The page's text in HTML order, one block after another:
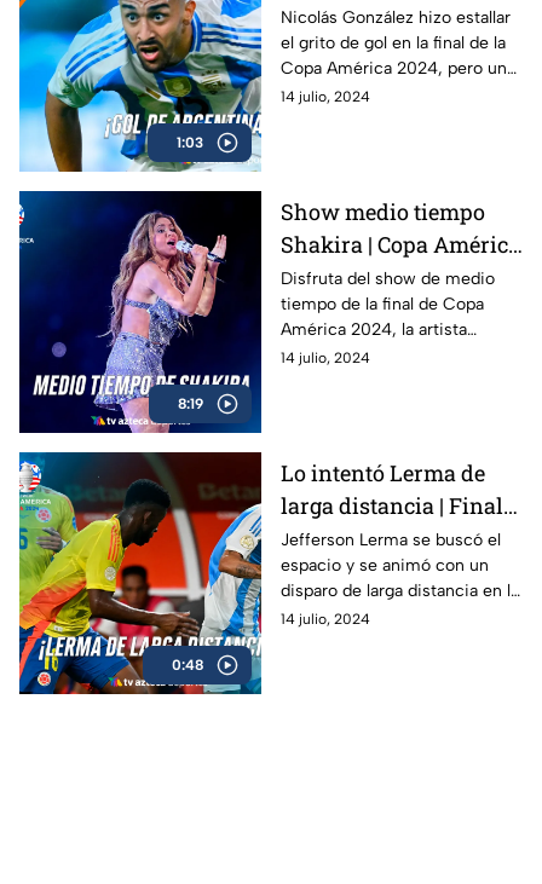
1:03
Colombia | Final de la
Copa América 2024
Nicolás González hizo estallar
el grito de gol en la final de la
Copa América 2024, pero un
fuera de lugar anuló su
14 julio, 2024
8:19
Show medio tiempo
Shakira | Copa América
2024
Disfruta del show de medio
tiempo de la final de Copa
América 2024, la artista
colombiana Shakira nos deleitó
14 julio, 2024
0:48
Lo intentó Lerma de
larga distancia | Final
de la Copa América
2024
Jefferson Lerma se buscó el
espacio y se animó con un
disparo de larga distancia en la
final de la Copa América 2024
14 julio, 2024